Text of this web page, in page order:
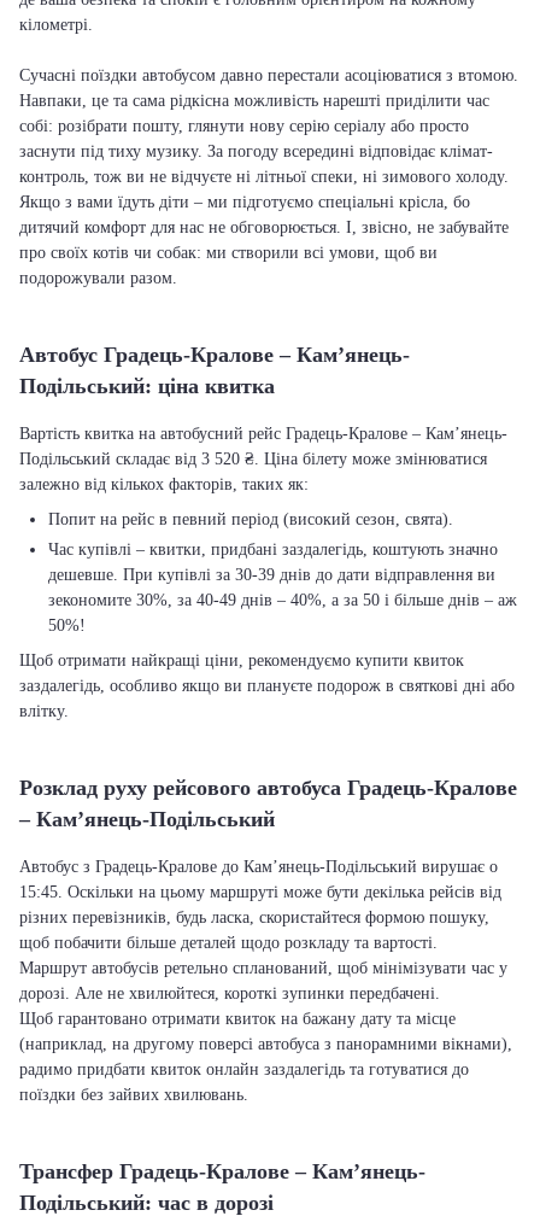
кілометрі.
Сучасні поїздки автобусом давно перестали асоціюватися з втомою.
Навпаки, це та сама рідкісна можливість нарешті приділити час
собі: розібрати пошту, глянути нову серію серіалу або просто
заснути під тиху музику. За погоду всередині відповідає клімат-
контроль, тож ви не відчуєте ні літньої спеки, ні зимового холоду.
Якщо з вами їдуть діти – ми підготуємо спеціальні крісла, бо
дитячий комфорт для нас не обговорюється. І, звісно, не забувайте
про своїх котів чи собак: ми створили всі умови, щоб ви
подорожували разом.
Автобус Градець-Кралове – Кам’янець-
Подільський: ціна квитка
Вартість квитка на автобусний рейс Градець-Кралове – Кам’янець-
Подільський складає від 3 520 ₴. Ціна білету може змінюватися
залежно від кількох факторів, таких як:
Попит на рейс в певний період (високий сезон, свята).
Час купівлі – квитки, придбані заздалегідь, коштують значно
дешевше. При купівлі за 30-39 днів до дати відправлення ви
зекономите 30%, за 40-49 днів – 40%, а за 50 і більше днів – аж
50%!
Щоб отримати найкращі ціни, рекомендуємо купити квиток
заздалегідь, особливо якщо ви плануєте подорож в святкові дні або
влітку.
Розклад руху рейсового автобуса Градець-Кралове
– Кам’янець-Подільський
Автобус з Градець-Кралове до Кам’янець-Подільський вирушає о
15:45. Оскільки на цьому маршруті може бути декілька рейсів від
різних перевізників, будь ласка, скористайтеся формою пошуку,
щоб побачити більше деталей щодо розкладу та вартості.
Маршрут автобусів ретельно спланований, щоб мінімізувати час у
дорозі. Але не хвилюйтеся, короткі зупинки передбачені.
Щоб гарантовано отримати квиток на бажану дату та місце
(наприклад, на другому поверсі автобуса з панорамними вікнами),
радимо придбати квиток онлайн заздалегідь та готуватися до
поїздки без зайвих хвилювань.
Трансфер Градець-Кралове – Кам’янець-
Подільський: час в дорозі